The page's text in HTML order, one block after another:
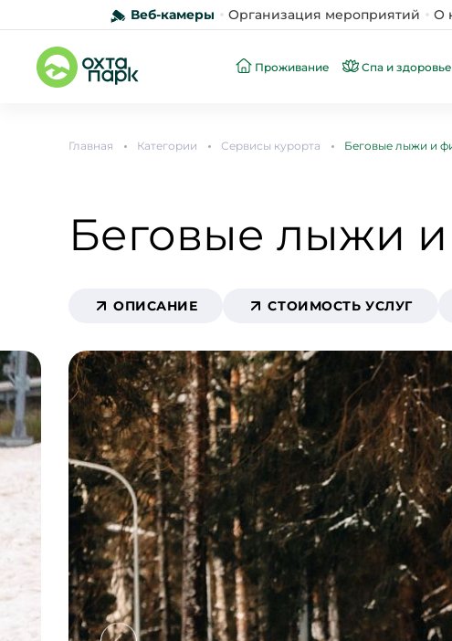
Веб-камеры Организация мероприятий О
Проживание Спа и здоровье
Главная Категории Сервисы курорта Беговые лыжи и
Беговые лыжи
ОПИСАНИЕ СТОИМОСТЬ УСЛУГ